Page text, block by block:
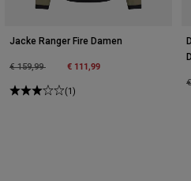
Jacke Ranger Fire Damen
Price reduced from
€ 159,99to € 111,99
(1)